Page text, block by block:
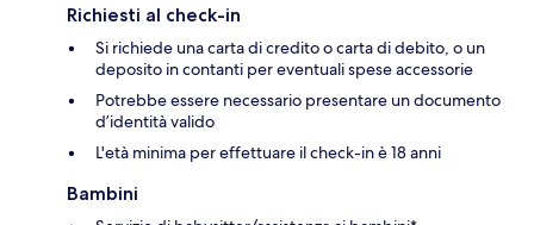
Richiesti al check-in
Si richiede una carta di credito o carta di debito, o un
deposito in contanti per eventuali spese accessorie
Potrebbe essere necessario presentare un documento
d’identità valido
L'età minima per effettuare il check-in è 18 anni
Bambini